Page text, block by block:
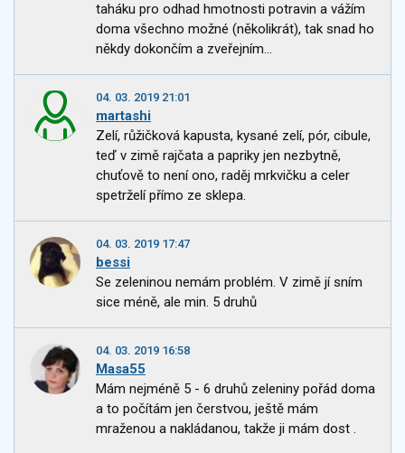
taháku pro odhad hmotnosti potravin a vážím
doma všechno možné (několikrát), tak snad ho
někdy dokončím a zveřejním...
04. 03. 2019 21:01
martashi
Zelí, růžičková kapusta, kysané zelí, pór, cibule,
teď v zimě rajčata a papriky jen nezbytně,
chuťově to není ono, raděj mrkvičku a celer
spetrželí přímo ze sklepa.
04. 03. 2019 17:47
bessi
Se zeleninou nemám problém. V zimě jí sním
sice méně, ale min. 5 druhů
04. 03. 2019 16:58
Masa55
Mám nejméně 5 - 6 druhů zeleniny pořád doma
a to počítám jen čerstvou, ještě mám
mraženou a nakládanou, takže ji mám dost .